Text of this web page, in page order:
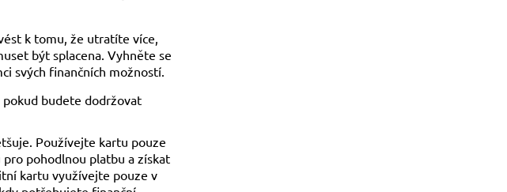
k tomu, že utratíte více,
být splacena. Vyhněte se
svých finančních možností.
budete dodržovat
Používejte kartu pouze
pohodlnou platbu a získat
kartu využívejte pouze v